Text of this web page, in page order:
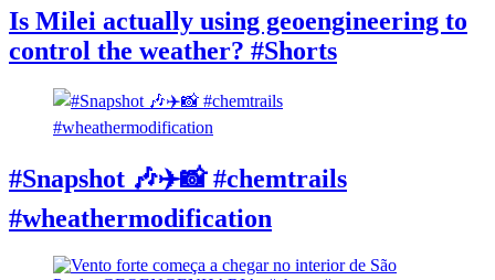
Is Milei actually using geoengineering to
control the weather? #Shorts
#Snapshot 🎶✈️📸 #chemtrails
#wheathermodification